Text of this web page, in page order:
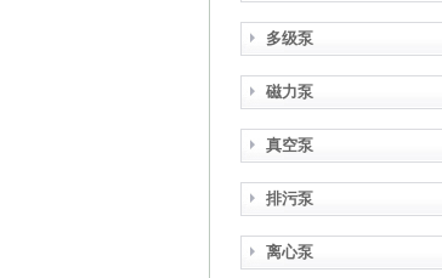
多级泵
磁力泵
真空泵
排污泵
离心泵